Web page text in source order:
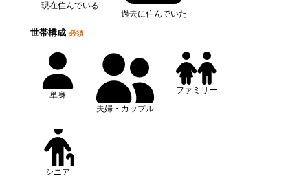
現在住んでいる
過去に住んでいた
世帯構成 必須
単身
夫婦・カップル
ファミリー
シニア